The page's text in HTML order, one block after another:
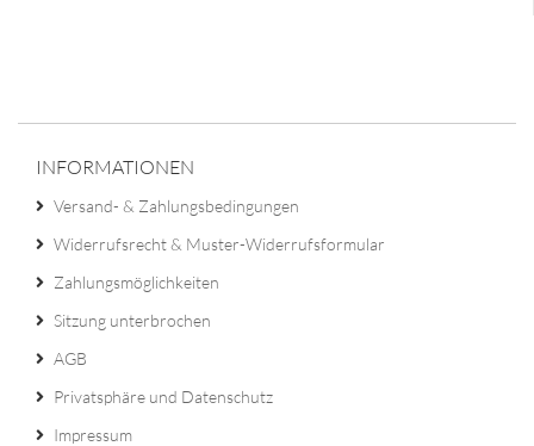
INFORMATIONEN
Versand- & Zahlungsbedingungen
Widerrufsrecht & Muster-Widerrufsformular
Zahlungsmöglichkeiten
Sitzung unterbrochen
AGB
Privatsphäre und Datenschutz
Impressum